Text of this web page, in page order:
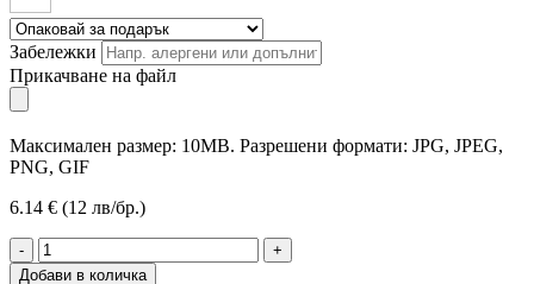
Забележки
Прикачване на файл
Максимален размер: 10MB. Разрешени формати: JPG, JPEG,
PNG, GIF
6.14 € (12 лв/бр.)
-
+
Добави в количка